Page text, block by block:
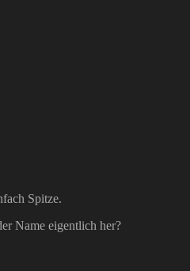
Spitze.
Name eigentlich her?